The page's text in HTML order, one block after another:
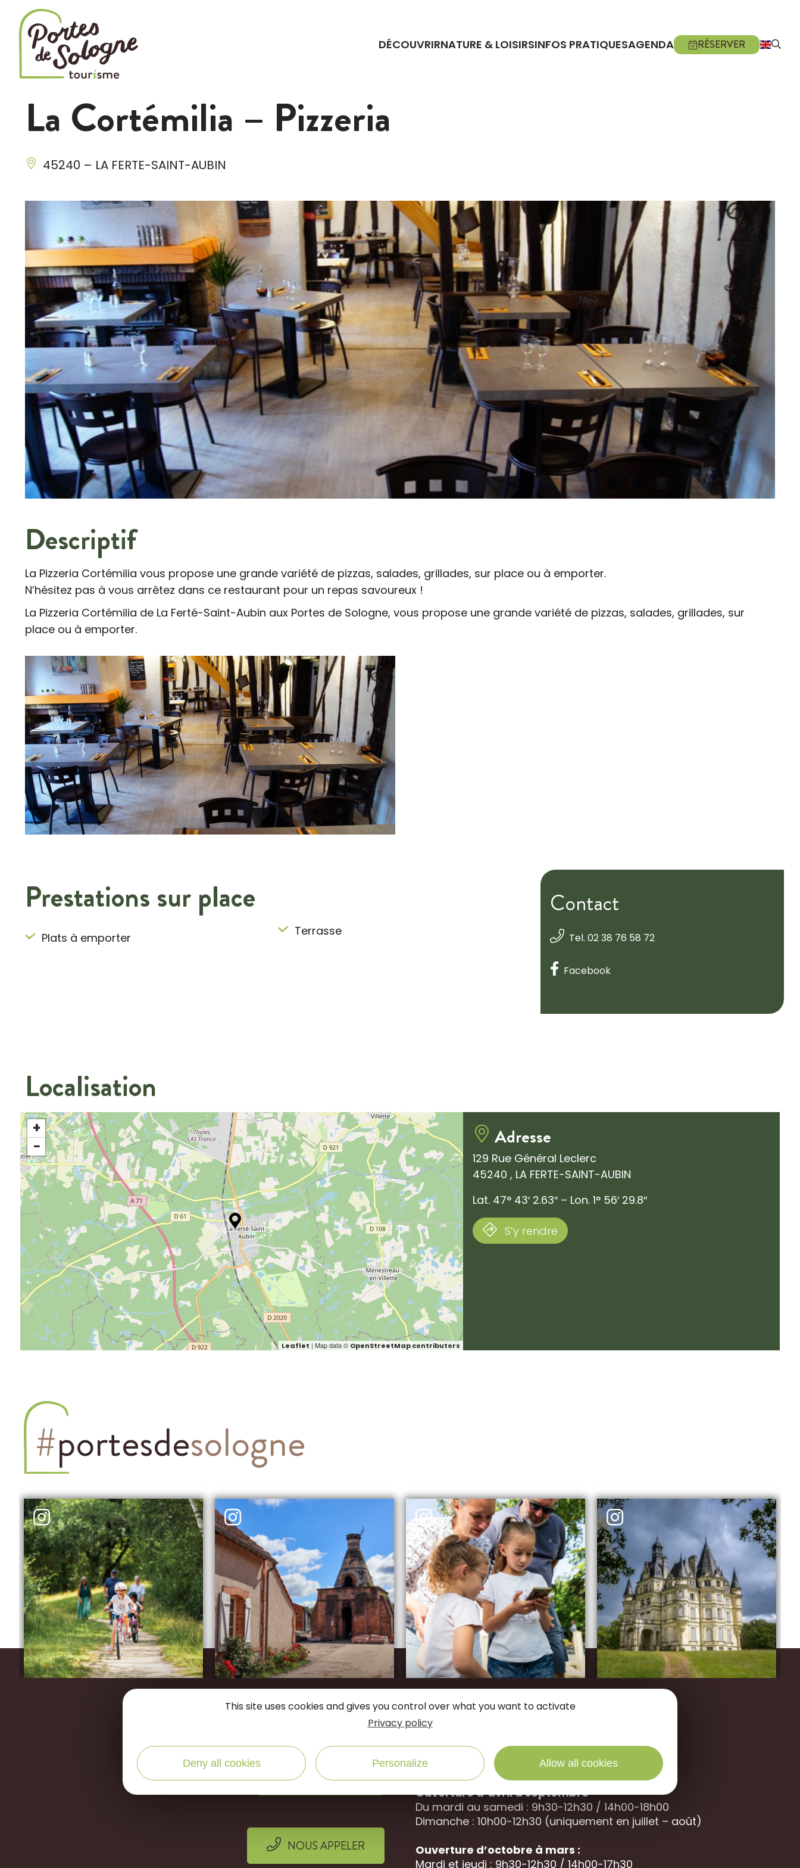
DÉCOUVRIRNATURE & LOISIRSINFOS PRATIQUESAGENDA RÉSERVER
La Cortémilia – Pizzeria
45240 – LA FERTE-SAINT-AUBIN
Descriptif
La Pizzeria Cortémilia vous propose une grande variété de pizzas, salades, grillades, sur place ou à emporter.
N’hésitez pas à vous arrêtez dans ce restaurant pour un repas savoureux !
La Pizzeria Cortémilia de La Ferté-Saint-Aubin aux Portes de Sologne, vous propose une grande variété de pizzas, salades, grillades, sur
place ou à emporter.
Prestations sur place
Plats à emporter Terrasse
Contact
Tel. 02 38 76 58 72
Facebook
Localisation
+
−
Leaflet | Map data © OpenStreetMap contributors
Adresse
129 Rue Général Leclerc
45240 , LA FERTE-SAINT-AUBIN
Lat. 47° 43′ 2.63″ – Lon. 1° 56′ 29.8″
S’y rendre
#portesdesologne
Restonsconnectés Suivez-nous sur
NOUS ÉCRIRE
NOUS APPELER
Office de Tourisme des Portes de Sologne
Rue des jardins, 45240 LaFerté Saint-Aubin
Ouverture d’avril à septembre
Du mardi au samedi : 9h30-12h30 / 14h00-18h00
Dimanche : 10h00-12h30 (uniquement en juillet – août)
Ouverture d’octobre à mars :
Mardi et jeudi : 9h30-12h30 / 14h00-17h30
This site uses cookies and gives you control over what you want to activate
Privacy policy
Allow all cookies
Personalize
Deny all cookies